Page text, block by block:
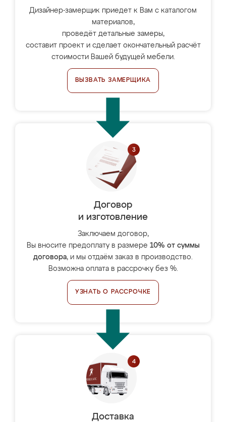
Дизайнер-замерщик приедет к Вам с каталогом
материалов,
проведёт детальные замеры,
составит проект и сделает окончательный расчёт
стоимости Вашей будущей мебели.
ВЫЗВАТЬ ЗАМЕРЩИКА
Договор
и изготовление
Заключаем договор,
Вы вносите предоплату в размере 10% от суммы
договора, и мы отдаём заказ в производство.
Возможна оплата в рассрочку без %.
УЗНАТЬ О РАССРОЧКЕ
Доставка